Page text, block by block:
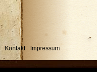
Kontakt Impressum